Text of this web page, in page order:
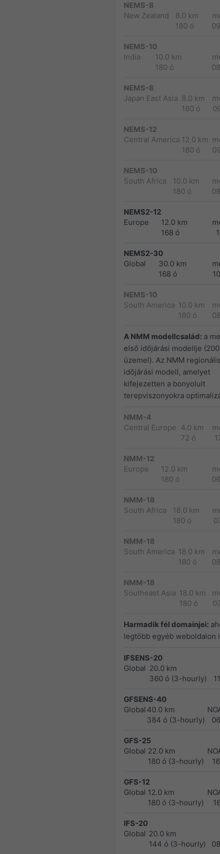
NEMS-8
New Zealand
8.0 km
180 ó
NEMS-10
India
10.0 km
180 ó
NEMS-8
Japan East Asia 8.0 km
180 ó
NEMS-12
Central America 12.0 km
180 ó
NEMS-10
South Africa
10.0 km
180 ó
NEMS2-12
Europe
12.0 km
168 ó
NEMS2-30
Global
30.0 km
168 ó
NEMS-10
South America 10.0 km
180 ó
A NMM modellcsalád: a
első időjárási modellje
üzemel). Az NMM
időjárási modell, amelyet
kifejezetten a bonyolult
terepviszonyokra
NMM-4
Central Europe 4.0 km
72 ó
NMM-12
Europe
12.0 km
180 ó
NMM-18
South Africa
18.0 km
180 ó
NMM-18
South America 18.0 km
180 ó
NMM-18
Southeast Asia 18.0 km
180 ó
Harmadik fél domainjei:
legtöbb egyéb weboldalon
IFSENS-20
Global 20.0 km
360 ó (3-hourly)
GFSENS-40
Global 40.0 km
384 ó (3-hourly)
GFS-25
Global 22.0 km
180 ó (3-hourly)
GFS-12
Global 12.0 km
180 ó (3-hourly)
IFS-20
Global 20.0 km
144 ó (3-hourly)